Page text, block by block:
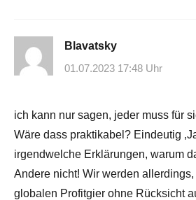
Blavatsky
01.07.2023 17:48 Uhr
ich kann nur sagen, jeder muss für
Wäre dass praktikabel? Eindeutig
irgendwelche Erklärungen, warum
Andere nicht! Wir werden
globalen Profitgier ohne Rücksicht